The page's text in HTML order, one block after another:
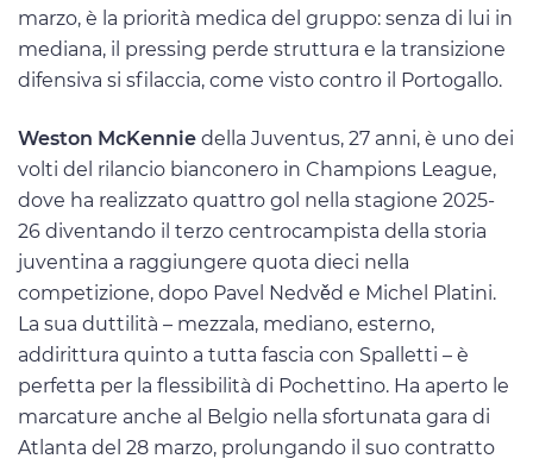
marzo, è la priorità medica del gruppo: senza di lui in
mediana, il pressing perde struttura e la transizione
difensiva si sfilaccia, come visto contro il Portogallo.
Weston McKennie della Juventus, 27 anni, è uno dei
volti del rilancio bianconero in Champions League,
dove ha realizzato quattro gol nella stagione 2025-
26 diventando il terzo centrocampista della storia
juventina a raggiungere quota dieci nella
competizione, dopo Pavel Nedvěd e Michel Platini.
La sua duttilità – mezzala, mediano, esterno,
addirittura quinto a tutta fascia con Spalletti – è
perfetta per la flessibilità di Pochettino. Ha aperto le
marcature anche al Belgio nella sfortunata gara di
Atlanta del 28 marzo, prolungando il suo contratto